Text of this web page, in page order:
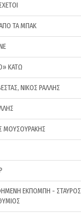
ΤΑ ΜΠΑΚ
ΚΑΤΩ
ΝΙΚΟΣ ΡΑΛΛΗΣ
ΜΟΥΣΟΥΡΑΚΗΣ
ΕΚΠΟΜΠΗ - ΣΤΑΥΡΟΣ